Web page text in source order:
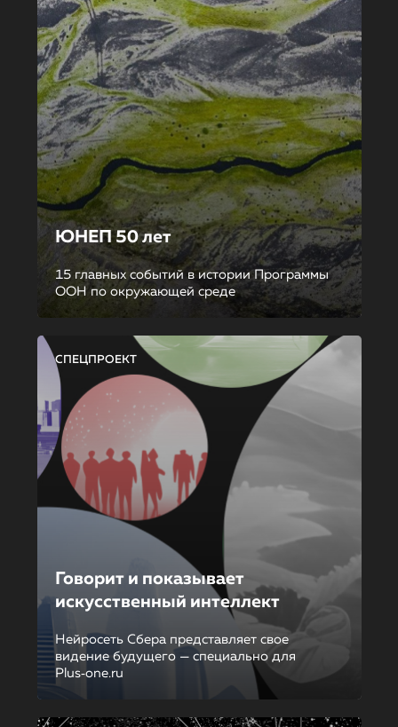
ЮНЕП 50 лет
15 главных событий в истории Программы
ООН по окружающей среде
СПЕЦПРОЕКТ
Говорит и показывает
искусственный интеллект
Нейросеть Сбера представляет свое
видение будущего — специально для
Plus‑one.ru